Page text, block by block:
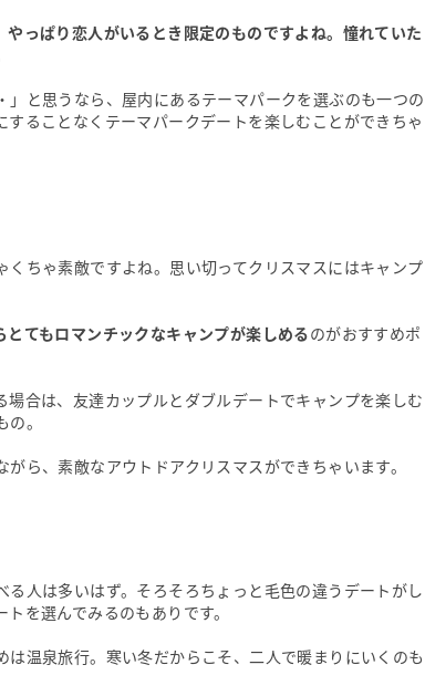
っぱり恋人がいるとき限定のものですよね。憧れていた
と思うなら、屋内にあるテーマパークを選ぶのも一つの
ることなくテーマパークデートを楽しむことができちゃ
ちゃ素敵ですよね。思い切ってクリスマスにはキャンプ
てもロマンチックなキャンプが楽しめるのがおすすめポ
合は、友達カップルとダブルデートでキャンプを楽しむ
。
ら、素敵なアウトドアクリスマスができちゃいます。
人は多いはず。そろそろちょっと毛色の違うデートがし
を選んでみるのもありです。
温泉旅行。寒い冬だからこそ、二人で暖まりにいくのも